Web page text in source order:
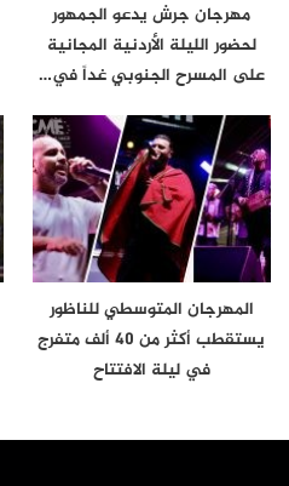
مهرجان جرش يدعو الجمهور
لحضور الليلة الأردنية المجانية
على المسرح الجنوبي غداً في…
المهرجان المتوسطي للناظور
يستقطب أكثر من 40 ألف متفرج
في ليلة الافتتاح